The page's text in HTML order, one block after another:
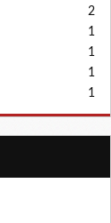
2
1
1
1
1